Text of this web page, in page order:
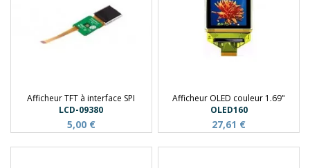
Afficheur TFT à interface SPI
LCD-09380
5,00 €
Afficheur OLED couleur 1.69"
OLED160
27,61 €